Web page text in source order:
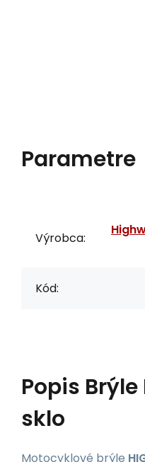
Parametre
Výrobca:
Kód:
Popis Brýle
sklo
Motocyklové brýle